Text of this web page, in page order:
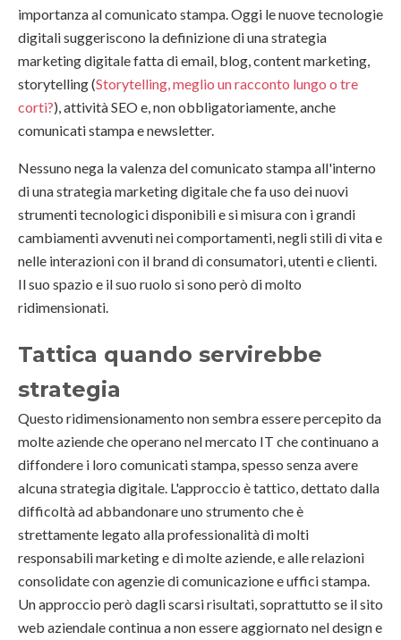
importanza al comunicato stampa. Oggi le nuove tecnologie
digitali suggeriscono la definizione di una strategia
marketing digitale fatta di email, blog, content marketing,
storytelling (Storytelling, meglio un racconto lungo o tre
corti?), attività SEO e, non obbligatoriamente, anche
comunicati stampa e newsletter.
Nessuno nega la valenza del comunicato stampa all'interno
di una strategia marketing digitale che fa uso dei nuovi
strumenti tecnologici disponibili e si misura con i grandi
cambiamenti avvenuti nei comportamenti, negli stili di vita e
nelle interazioni con il brand di consumatori, utenti e clienti.
Il suo spazio e il suo ruolo si sono però di molto
ridimensionati.
Tattica quando servirebbe
strategia
Questo ridimensionamento non sembra essere percepito da
molte aziende che operano nel mercato IT che continuano a
diffondere i loro comunicati stampa, spesso senza avere
alcuna strategia digitale. L'approccio è tattico, dettato dalla
difficoltà ad abbandonare uno strumento che è
strettamente legato alla professionalità di molti
responsabili marketing e di molte aziende, e alle relazioni
consolidate con agenzie di comunicazione e uffici stampa.
Un approccio però dagli scarsi risultati, soprattutto se il sito
web aziendale continua a non essere aggiornato nel design e